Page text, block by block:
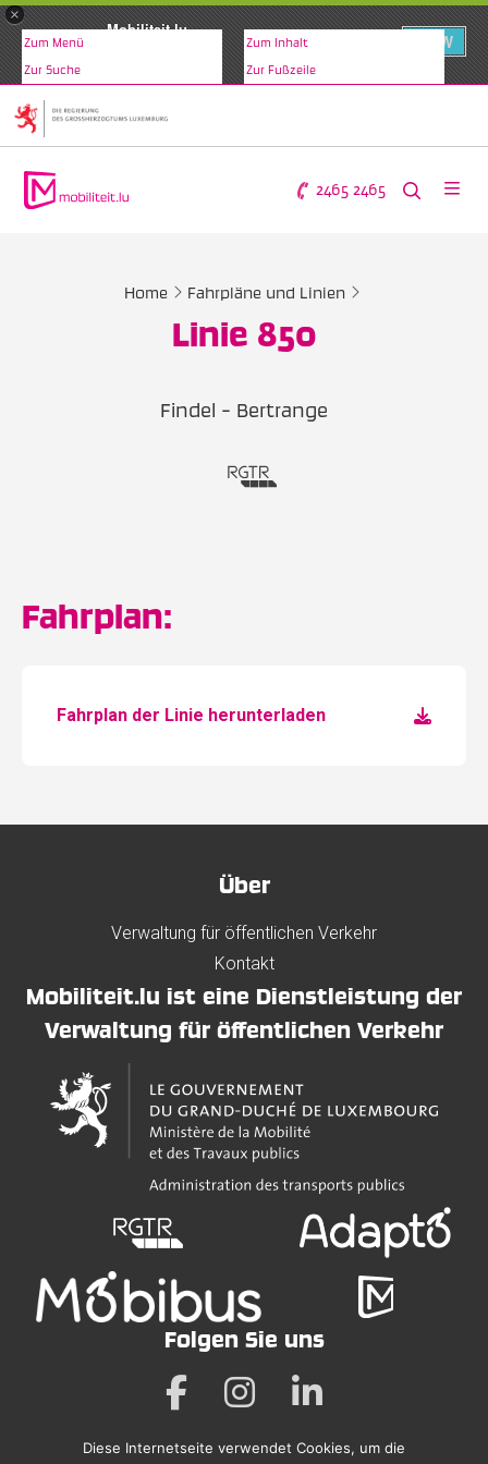
×
Mobiliteit.lu
VIEW
Zum Menü Zum Inhalt
Zur Suche Zur Fußzeile
2465 2465
Home Fahrpläne und Linien
Linie 850
Findel - Bertrange
Fahrplan:
Fahrplan der Linie herunterladen
Über
Verwaltung für öffentlichen Verkehr
Kontakt
Mobiliteit.lu ist eine Dienstleistung der
Verwaltung für öffentlichen Verkehr
Folgen Sie uns
Diese Internetseite verwendet Cookies, um die